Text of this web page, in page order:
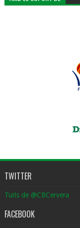
TWITTER
Tuits de @CBCervera
FACEBOOK